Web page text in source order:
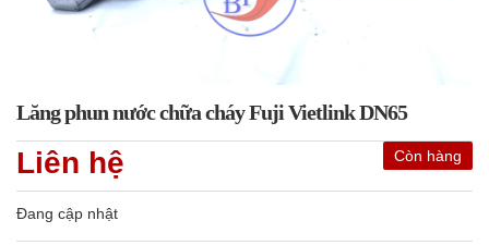
Lăng phun nước chữa cháy Fuji Vietlink DN65
Còn hàng
Liên hệ
Đang cập nhật